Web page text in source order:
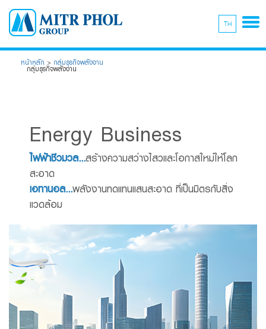
TH
กลุ่มธุรกิจพลังงาน
หน้าหลัก > กลุ่มธุรกิจพลังงาน
Energy Business
ไฟฟ้าชีวมวล...สร้างความสว่างไสวและโอกาสใหม่ให้โลก
สะอาด
เอทานอล...พลังงานทดแทนแสนสะอาด ที่เป็นมิตรกับสิ่ง
แวดล้อม